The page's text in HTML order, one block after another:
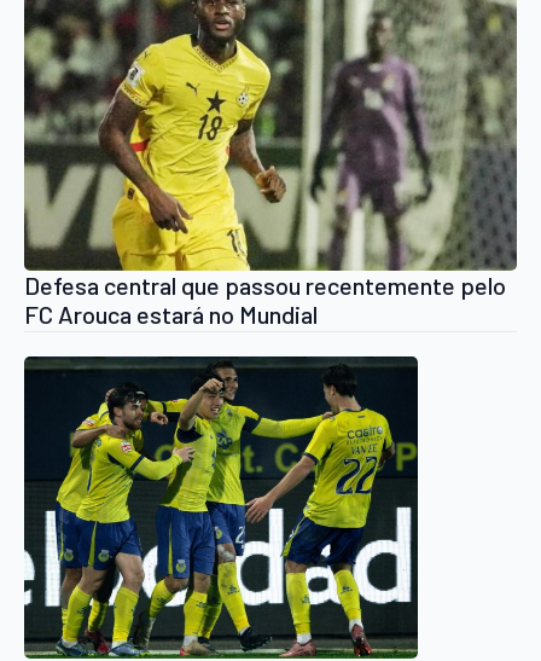
Defesa central que passou recentemente pelo
FC Arouca estará no Mundial